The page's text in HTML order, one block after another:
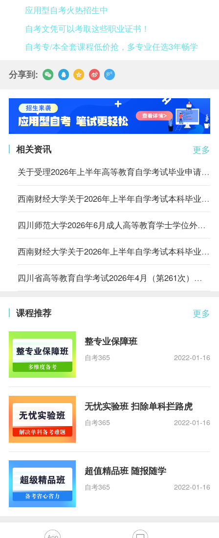
应用型自考火热招生中
自考文凭可以考取这些职业证书！
自考专/本全套课程低价抢，多专业任选3年畅学
分享到:
更多
相关资讯
关于受理2026年上半年高等教育自学考试毕业申请的通告
西南财经大学关于2026年上半年自学考试本科毕业生申请学士学位有关事项的通知
四川师范大学2026年6月成人高等教育学士学位外国语水平报名考试工作的通知
西南财经大学关于2026年上半年自学考试本科毕业论文现场答辩的通知
四川省高等教育自学考试2026年4月（第261次）考试课表、课程简表
更多
课程推荐
整专业保障班
自考365 2022-01-16
无忧实验班 扫除单科拦路虎
自考365 2022-01-16
超值精品班 随报随学
自考365 2022-01-16